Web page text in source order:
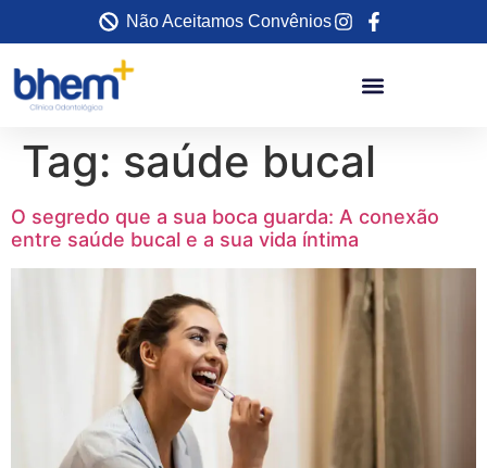
Não Aceitamos Convênios
Tag: saúde bucal
O segredo que a sua boca guarda: A conexão
entre saúde bucal e a sua vida íntima